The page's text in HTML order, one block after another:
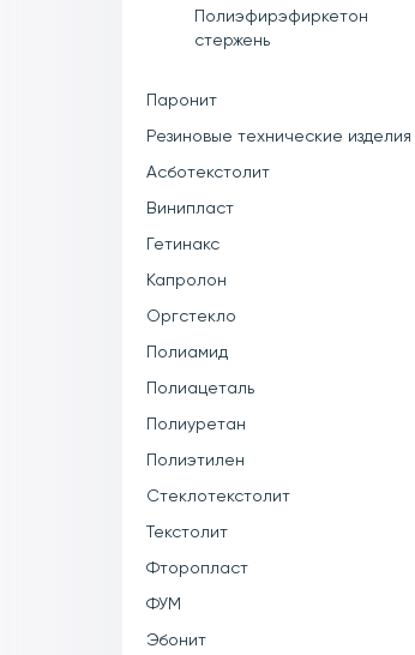
Полиэфирэфиркетон
стержень
Паронит
Резиновые технические изделия
Асботекстолит
Винипласт
Гетинакс
Капролон
Оргстекло
Полиамид
Полиацеталь
Полиуретан
Полиэтилен
Стеклотекстолит
Текстолит
Фторопласт
ФУМ
Эбонит